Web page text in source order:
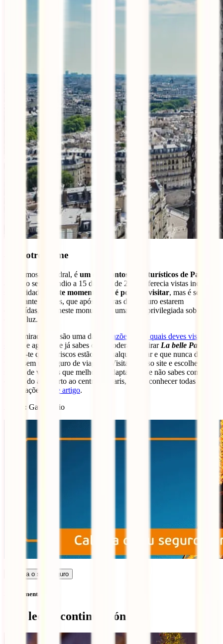
8 – Notre Dame
Esta famosa Catedral, é um dos pontos mais turísticos de Paris
antes do seu incêndio a 15 de abrir de 2019, oferecia vistas incríveis
sob a cidade.
Neste momento não é possível visitar, mas é sempre
importante saberes, que após as obras de restauro estarem
concluídas, terás neste monumento uma vista privilegiada sob a
cidade luz.
Estes miradouros são uma das
10 razões pelas quais deves visitar a
e agora que já sabes onde poderás admirar La belle Paris
lembra-te que os riscos estão em qualquer lugar e que nunca deves
viajar sem um seguro de viagens! Visita o nosso site e escolhe o
seguro de viagens que melhor se adapta a ti! Se não sabes como
chegar do aeroporto ao centro de Paris, podes conhecer todas as
informações
neste artigo.
Autor: Gato Vadio
Calcula o seu seguro
Sem comentários
Qué leer a continuación